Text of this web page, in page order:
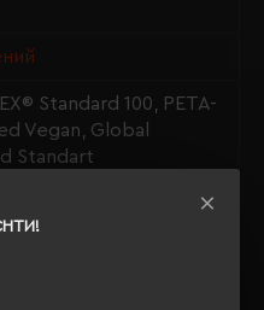
Standard 100, PETA-
Vegan, Global
Standart